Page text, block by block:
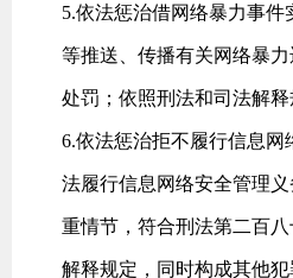
5.依法惩治借网络暴力事
等推送、传播有关网络暴
处罚；依照刑法和司法解
6.依法惩治拒不履行信息
法履行信息网络安全管理
重情节，符合刑法第二百
解释规定，同时构成其他